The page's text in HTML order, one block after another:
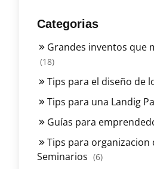
Categorias
Grandes inventos que
(18)
Tips para el diseño de
Tips para una Landig
Guías para
Tips para organizacion
Seminarios (6)